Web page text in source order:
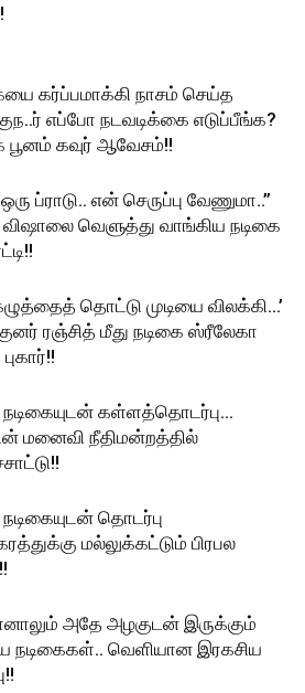
கர்ப்பமாக்கி நாசம் செய்த
எப்போ நடவடிக்கை எடுப்பீங்க?
பூனம் கவுர் ஆவேசம்!!
ப்ராடு.. என் செருப்பு வேணுமா..”
விஷாலை வெளுத்து வாங்கிய நடிகை
தொட்டு முடியை விலக்கி…’
ரஞ்சித் மீது நடிகை ஸ்ரீலேகா
நடிகையுடன் கள்ளத்தொடர்பு…
மனைவி நீதிமன்றத்தில்
நடிகையுடன் தொடர்பு
மல்லுக்கட்டும் பிரபல
அதே அழகுடன் இருக்கும்
நடிகைகள்.. வெளியான இரகசிய